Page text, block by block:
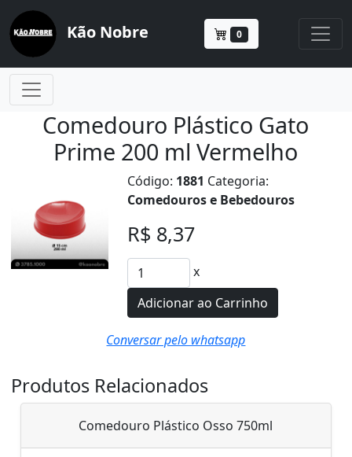
Kão Nobre 0
Comedouro Plástico Gato
Prime 200 ml Vermelho
Código: 1881 Categoria:
Comedouros e Bebedouros
R$ 8,37
x
Adicionar ao Carrinho
Conversar pelo whatsapp
Produtos Relacionados
Comedouro Plástico Osso 750ml